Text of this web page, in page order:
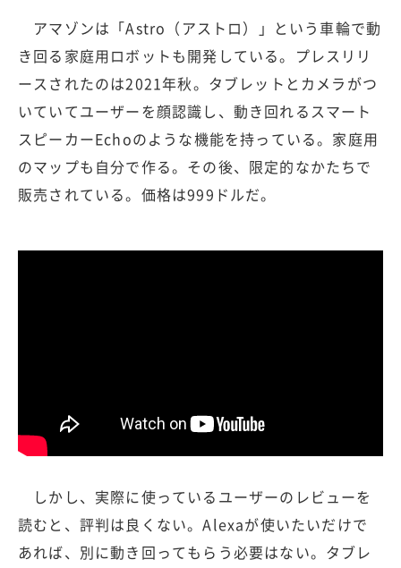
アマゾンは「Astro（アストロ）」という車輪で動
き回る家庭用ロボットも開発している。プレスリリ
ースされたのは2021年秋。タブレットとカメラがつ
いていてユーザーを顔認識し、動き回れるスマート
スピーカーEchoのような機能を持っている。家庭用
のマップも自分で作る。その後、限定的なかたちで
販売されている。価格は999ドルだ。
しかし、実際に使っているユーザーのレビューを
読むと、評判は良くない。Alexaが使いたいだけで
あれば、別に動き回ってもらう必要はない。タブレ